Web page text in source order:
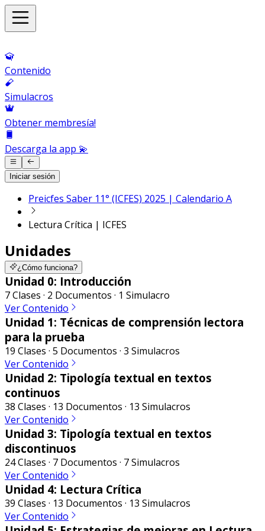
Contenido
Simulacros
Obtener membresía!
Descarga la app 💫
Iniciar sesión
Preicfes Saber 11° (ICFES) 2025 | Calendario A
Lectura Crítica | ICFES
Unidades
¿Cómo funciona?
Unidad 0: Introducción
7 Clases · 2 Documentos · 1 Simulacro
Ver Contenido
Unidad 1: Técnicas de comprensión lectora
para la prueba
19 Clases · 5 Documentos · 3 Simulacros
Ver Contenido
Unidad 2: Tipología textual en textos
continuos
38 Clases · 13 Documentos · 13 Simulacros
Ver Contenido
Unidad 3: Tipología textual en textos
discontinuos
24 Clases · 7 Documentos · 7 Simulacros
Ver Contenido
Unidad 4: Lectura Crítica
39 Clases · 13 Documentos · 13 Simulacros
Ver Contenido